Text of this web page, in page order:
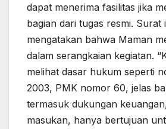
dapat menerima fasilitas jika
bagian dari tugas resmi. Surat
mengatakan bahwa Maman
dalam serangkaian kegiatan.
melihat dasar hukum seperti
2003, PMK nomor 60, jelas
termasuk dukungan
masukan, hanya bertujuan